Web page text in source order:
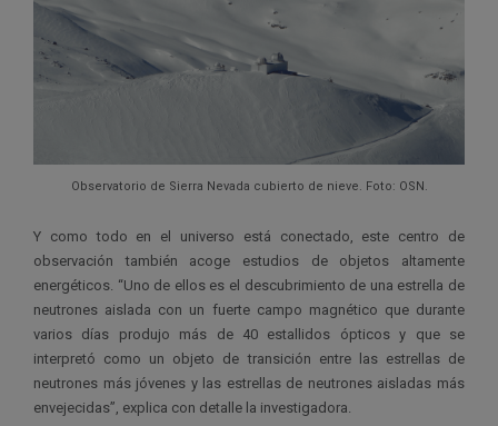
Observatorio de Sierra Nevada cubierto de nieve. Foto: OSN.
Y como todo en el universo está conectado, este centro de
observación también acoge estudios de objetos altamente
energéticos. “Uno de ellos es el descubrimiento de una estrella de
neutrones aislada con un fuerte campo magnético que durante
varios días produjo más de 40 estallidos ópticos y que se
interpretó como un objeto de transición entre las estrellas de
neutrones más jóvenes y las estrellas de neutrones aisladas más
envejecidas”, explica con detalle la investigadora.